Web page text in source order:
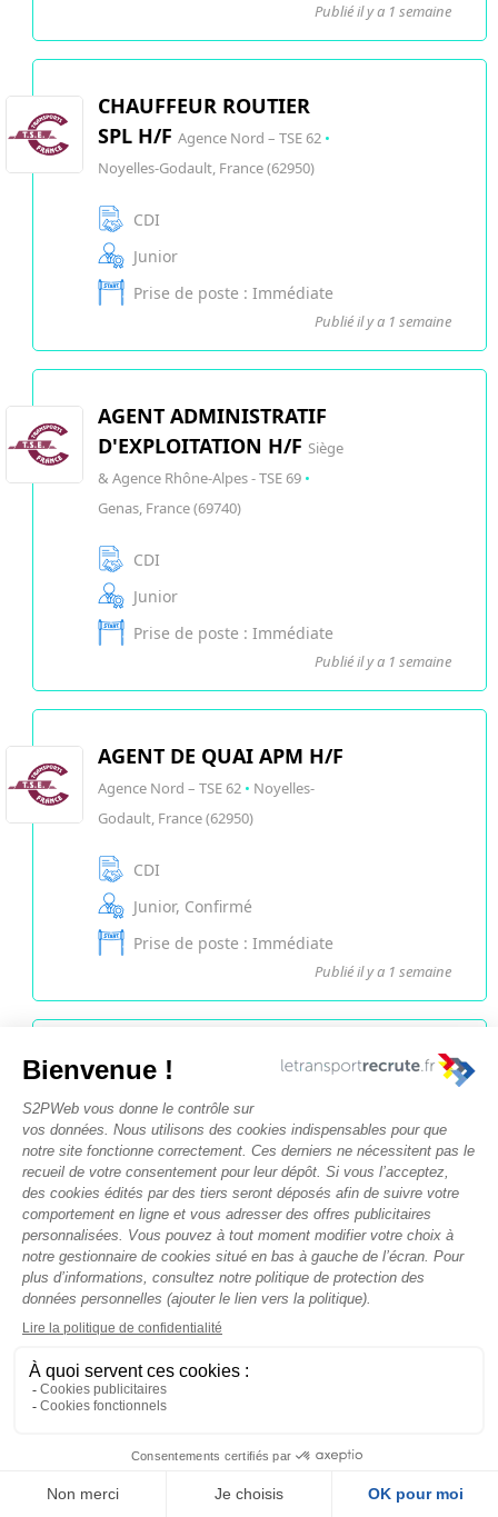
Publié il y a 1 semaine
CHAUFFEUR ROUTIER
SPL H/F Agence Nord – TSE 62 •
Noyelles-Godault, France (62950)
CDI
Junior
Prise de poste : Immédiate
Publié il y a 1 semaine
AGENT ADMINISTRATIF
D'EXPLOITATION H/F Siège
& Agence Rhône-Alpes - TSE 69 •
Genas, France (69740)
CDI
Junior
Prise de poste : Immédiate
Publié il y a 1 semaine
AGENT DE QUAI APM H/F
Agence Nord – TSE 62 • Noyelles-
Godault, France (62950)
CDI
Junior, Confirmé
Prise de poste : Immédiate
Publié il y a 1 semaine
CONDUCTEUR ROUTIER
PL JOUR H/F
France – TSE 77•Lieusaint, France
(77127)
CDI
Junior
Prise de poste : Immédiate
Publié il y a 1 semaine
CHAUFFEUR ROUTIER
Lieusaint, France
(77127)